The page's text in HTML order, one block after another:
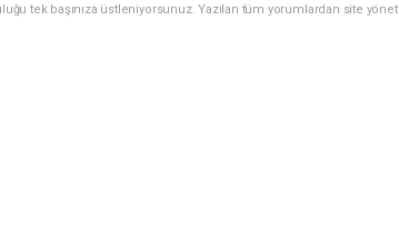
tek başınıza üstleniyorsunuz. Yazılan tüm yorumlardan site